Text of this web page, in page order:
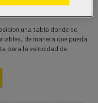
la velocidad máxima
de velocidad.
una tabla donde se
de manera que pueda
para la velocidad de